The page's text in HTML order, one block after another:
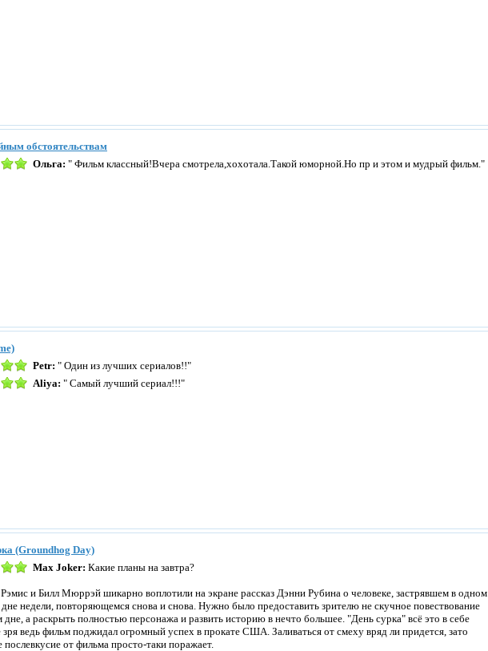
обстоятельствам
Ольга: " Фильм классный!Вчера смотрела,хохотала.Такой юморной.Но пр и этом и мудрый фильм."
Petr: " Один из лучших сериалов!!"
Aliya: " Самый лучший сериал!!!"
(Groundhog Day)
Max Joker: Какие планы на завтра?
и Билл Мюррэй шикарно воплотили на экране рассказ Дэнни Рубина о человеке, застрявшем в одном
недели, повторяющемся снова и снова. Нужно было предоставить зрителю не скучное повествование
а раскрыть полностью персонажа и развить историю в нечто большее. "День сурка" всё это в себе
зря ведь фильм поджидал огромный успех в прокате США. Заливаться от смеху вряд ли придется, зато
послевкусие от фильма просто-таки поражает.